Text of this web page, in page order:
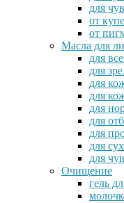
для
от
от
Масла для
для
для
для
для
для
для
для
для
для
Очищение
гель